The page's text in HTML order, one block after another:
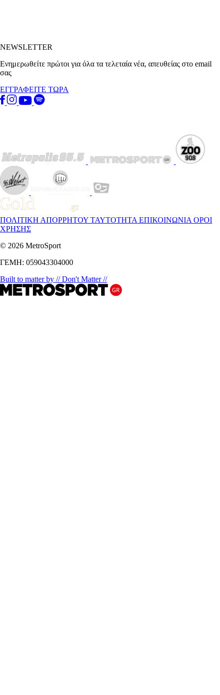
NEWSLETTER
Ενημερωθείτε πρώτοι για όλα τα τελεταία νέα, απευθείας στο email
σας
ΕΓΓΡΑΦΕΙΤΕ ΤΩΡΑ
ΠΟΛΙΤΙΚΗ ΑΠΟΡΡΗΤΟΥ ΤΑΥΤΟΤΗΤΑ ΕΠΙΚΟΙΝΩΝΙΑ ΟΡΟΙ
ΧΡΗΣΗΣ
© 2026 MetroSport
ΓΕΜΗ: 059043304000
Built to matter by // Don't Matter //